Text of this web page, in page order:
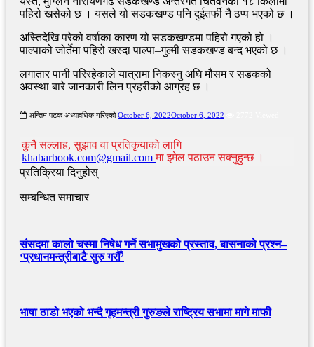
पहिरो खसेको छ । यसले यो सडकखण्ड पनि दुईतर्फी नै ठप्प भएको छ ।
अस्तिदेखि परेको वर्षाका कारण यो सडकखण्डमा पहिरो गएको हो ।
पाल्पाको जोर्तेमा पहिरो खस्दा पाल्पा–गुल्मी सडकखण्ड बन्द भएको छ ।
लगातार पानी परिरहेकाले यात्रामा निकस्नु अघि मौसम र सडकको
अवस्था बारे जानकारी लिन प्रहरीको आग्रह छ ।
अन्तिम पटक अध्यावधिक गरिएको October 6, 2022October 6, 2022
कुनै सल्लाह, सुझाव वा प्रतिकृयाको लागि
khabarbook.com@gmail.comमा इमेल पठाउन सक्नुहुन्छ ।
प्रतिक्रिया दिनुहोस्
सम्बन्धित समाचार
संसदमा कालो चस्मा निषेध गर्ने सभामुखको प्रस्ताव, बासनाको प्रश्न–
‘प्रधानमन्त्रीबाटै सुरु गरौँ’
भाषा ठाडो भएको भन्दै गृहमन्त्री गुरुङले राष्ट्रिय सभामा मागे माफी